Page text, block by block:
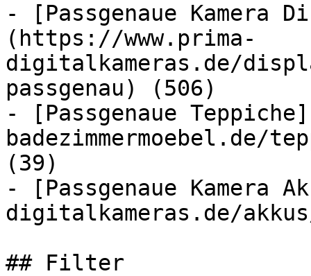
- [Passgenaue Kamera
(https://www.prima-
digitalkameras.de/
passgenau) (506)
- [Passgenaue
badezimmermoebel.de/
(39)
- [Passgenaue Kamera
digitalkameras.de/
## Filter